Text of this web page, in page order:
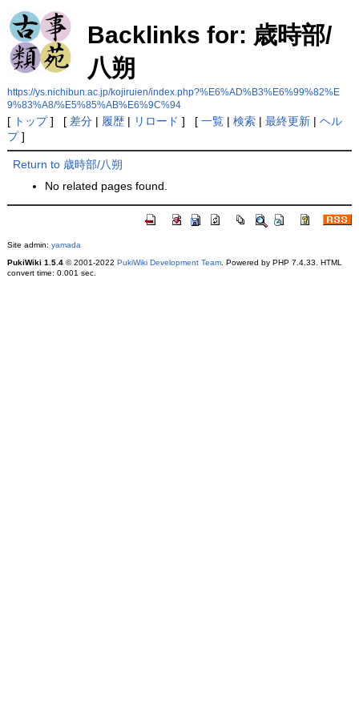
Backlinks for: 歳時部/
八朔
https://ys.nichibun.ac.jp/kojiruien/index.php?%E6%AD%B3%E6%99%82%E
9%83%A8/%E5%85%AB%E6%9C%94
[ トップ] [ 差分| 履歴| リロード ] [ 一覧| 検索| 最終更新| ヘル
プ]
Return to 歳時部/八朔
No related pages found.
Site admin: yamada
PukiWiki 1.5.4© 2001-2022 PukiWiki Development Team. Powered by PHP 7.4.33. HTML
convert time: 0.001 sec.